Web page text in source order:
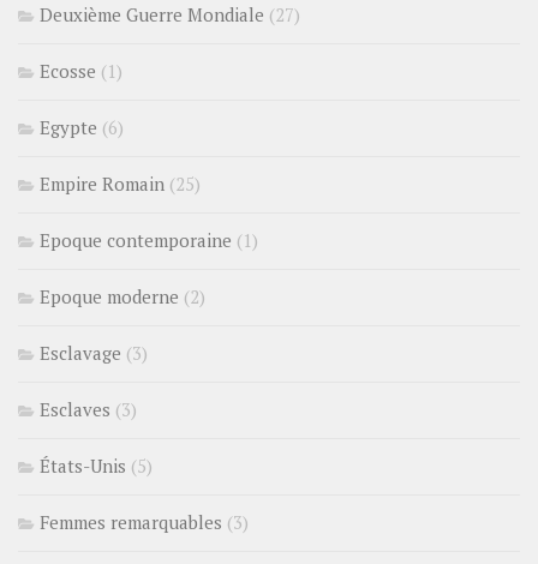
Deuxième Guerre Mondiale (27)
Ecosse (1)
Egypte (6)
Empire Romain (25)
Epoque contemporaine (1)
Epoque moderne (2)
Esclavage (3)
Esclaves (3)
États-Unis (5)
Femmes remarquables (3)